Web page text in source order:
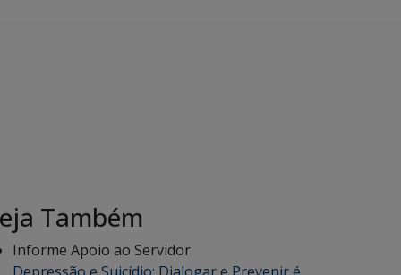
Também
Informe Apoio ao Servidor